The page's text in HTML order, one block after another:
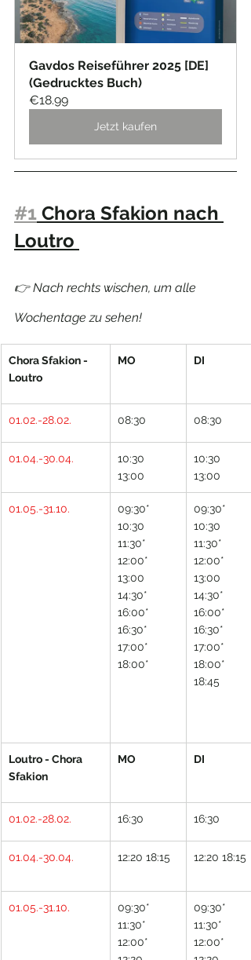
Gavdos Reiseführer 2025 [DE]
(Gedrucktes Buch)
€18.99
Jetzt kaufen
#1 Chora Sfakion nach
Loutro
👉 Nach rechts wischen, um alle
Wochentage zu sehen!
Chora Sfakion -
Loutro
MO DI
01.02.-28.02. 08:30 08:30
01.04.-30.04.
10:30
13:00
10:30
13:00
01.05.-31.10.
09:30*
10:30
11:30*
12:00*
13:00
14:30*
16:00*
16:30*
17:00*
18:00*
09:30*
10:30
11:30*
12:00*
13:00
14:30*
16:00*
16:30*
17:00*
18:00*
18:45
Loutro - Chora
Sfakion
MO DI
01.02.-28.02. 16:30 16:30
01.04.-30.04. 12:20 18:15 12:20 18:15
01.05.-31.10.
09:30*
11:30*
12:00*
09:30*
11:30*
12:00*